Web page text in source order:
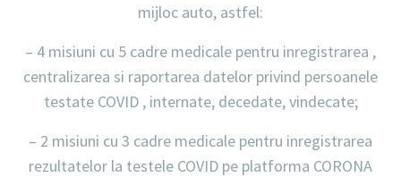
mijloc auto, astfel:
– 4 misiuni cu 5 cadre medicale pentru inregistrarea ,
centralizarea si raportarea datelor privind persoanele
testate COVID , internate, decedate, vindecate;
– 2 misiuni cu 3 cadre medicale pentru inregistrarea
rezultatelor la testele COVID pe platforma CORONA